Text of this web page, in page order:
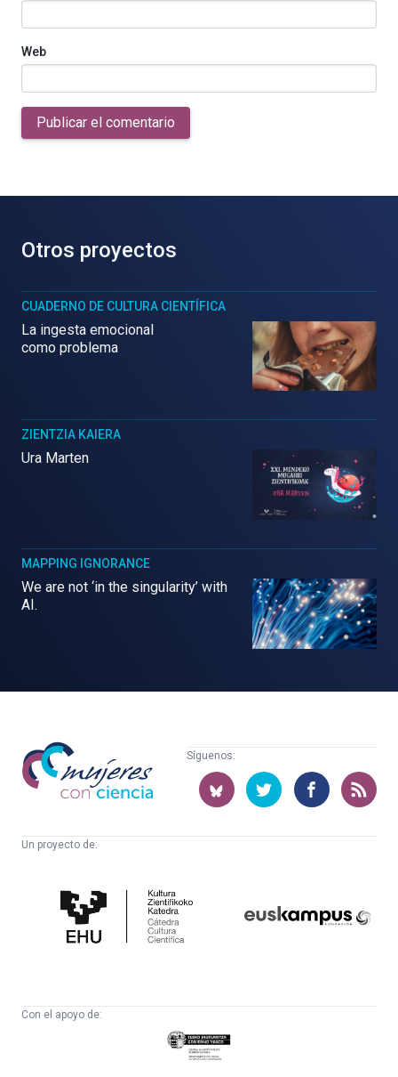
Web
Publicar el comentario
Otros proyectos
CUADERNO DE CULTURA CIENTÍFICA
La ingesta emocional
como problema
ZIENTZIA KAIERA
Ura Marten
MAPPING IGNORANCE
We are not ‘in the singularity’ with
AI.
Mujeres
con
ciencia
Síguenos:
Un proyecto de:
Cultura
Científica
Con el apoyo de:
Eusko
Jaurlaritza